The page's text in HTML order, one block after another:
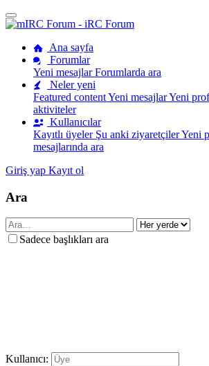
Ana sayfa
Forumlar
Yeni mesajlarForumlarda ara
Neler yeni
Featured contentYeni mesajlarYeni
aktiviteler
Kullanıcılar
Kayıtlı üyeler Şu anki ziyaretçilerYeni
mesajlarında ara
Giriş yap Kayıt ol
Ara
Sadece başlıkları ara
Kullanıcı: